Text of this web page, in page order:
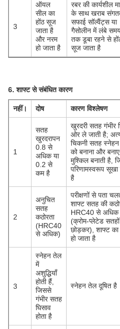
3
ऑयल
सील का
होंठ सूज
जाता है
और नरम
हो जाता है
रबर की कार्यशील
के साथ खराब
सफाई सॉल्वैंट्स या
गैसोलीन में लंबे
तक डूबा रहने से
सूज जाता है
6. शाफ्ट से संबंधित कारण
नहीं। दोष कारण विश्लेषण
1
सतह
खुरदरापन
0.8 से
अधिक या
0.2 से
कम है
खुरदरी सतह गंभीर
ओर ले जाती है;
चिकनी सतह
को बनाना और
मुश्किल बनाती है,
परिणामस्वरूप सूखा
है
2
अनुचित
सतह
कठोरता
(HRC40
से अधिक)
परीक्षणों से पता
शाफ्ट सतह की
HRC40 से अधिक
(क्रोम-प्लेटेड
छोड़कर), शाफ्ट का
हो जाता है
3
स्नेहन तेल
में
अशुद्धियाँ
होती हैं,
जिससे
गंभीर सतह
घिसाव
होता है
स्नेहन तेल दूषित है